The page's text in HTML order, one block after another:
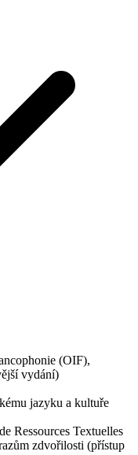
(OIF),
vydání)
jazyku a kultuře
Ressources Textuelles
zdvořilosti (přístup